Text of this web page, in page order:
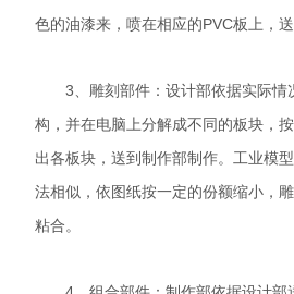
色的油漆来，喷在相应的PVC板上，
3、雕刻部件：设计部依据实际情
构，并在电脑上分解成不同的板块，
出各板块，送到制作部制作。工业模
法相似，依图纸按一定的份额缩小，
粘合。